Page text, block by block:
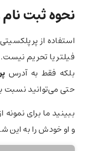
نحوه ثبت
استفاده از
فیلتر یا تحریم
بلکه فقط به آدرس
حتی می‌توانید نسبت
ببینید ما برای
و او خودش را به این